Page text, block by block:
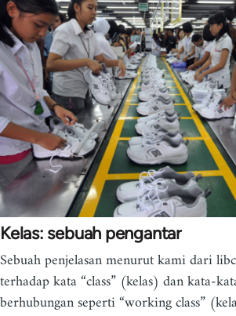
Kelas: sebuah pengantar
Sebuah penjelasan menurut kami dari
terhadap kata “class” (kelas) dan kata-
berhubungan seperti “working class”